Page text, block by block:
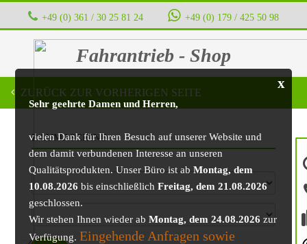
+49 (0) 361 / 30 25 81 24 ‭ ‭ ‭ ‭ +49 (0) 179 / 425 50 98
Fahrantrieb - Shop
x
Sehr geehrte Damen und Herren,
vielen Dank für Ihren Besuch auf unserer Website und
dem damit verbundenen Interesse an unseren
Qualitätsprodukten. Unser Büro ist abMontag, dem
10.08.2026 bis einschließlichFreitag, dem 21.08.2026
geschlossen.
Wir stehen Ihnen wieder abMontag, dem 24.08.2026 zur
Verfügung. Eingehende Anfragen sowie
ZURÜCK ZUR VORHERIGEN SEITE
BAUMASCHINE